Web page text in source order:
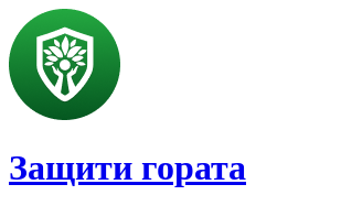
Защити гората